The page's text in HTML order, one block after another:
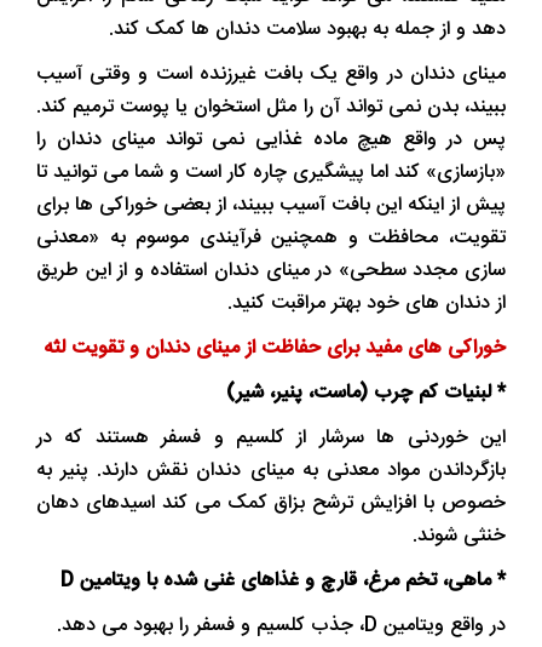
دهد و از جمله به بهبود سلامت دندان ها کمک کند.
مینای دندان در واقع یک بافت غیرزنده است و وقتی آسیب
ببیند، بدن نمی تواند آن را مثل استخوان یا پوست ترمیم کند.
پس در واقع هیچ ماده غذایی نمی تواند مینای دندان را
«بازسازی» کند اما پیشگیری چاره کار است و شما می توانید تا
پیش از اینکه این بافت آسیب ببیند، از بعضی خوراکی ها برای
تقویت، محافظت و همچنین فرآیندی موسوم به «معدنی
سازی مجدد سطحی» در مینای دندان استفاده و از این طریق
از دندان های خود بهتر مراقبت کنید.
خوراکی های مفید برای حفاظت از مینای دندان و تقویت لثه
* لبنیات کم چرب (ماست، پنیر، شیر)
این خوردنی ها سرشار از کلسیم و فسفر هستند که در
بازگرداندن مواد معدنی به مینای دندان نقش دارند. پنیر به
خصوص با افزایش ترشح بزاق کمک می کند اسیدهای دهان
خنثی شوند.
* ماهی، تخم مرغ، قارچ و غذاهای غنی شده با ویتامین D
در واقع ویتامین D، جذب کلسیم و فسفر را بهبود می دهد.